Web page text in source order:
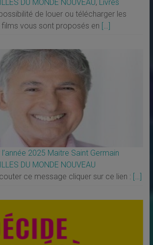
DU MONDE NOUVEAU, Livres
de louer ou télécharger les
vous sont proposés en […]
2025 Maitre Saint Germain
DU MONDE NOUVEAU
ce message cliquer sur ce lien : […]